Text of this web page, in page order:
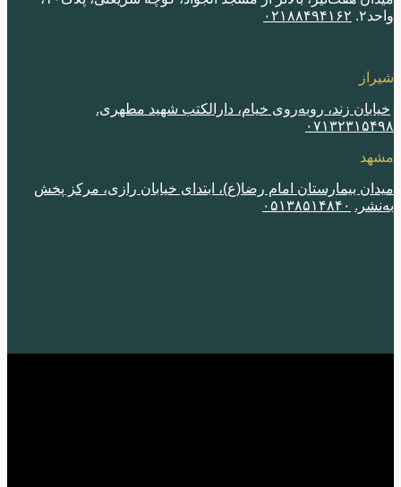
٠٢١٨٨۴٩۴١۶٢
زند، روبه‌روی خیام، دارالکتب شهید مطهری.
بیمارستان امام رضا(ع)، ابتدای خیابان رازی، مرکز پخش
٠۵١٣٨۵١۴٨۴٠